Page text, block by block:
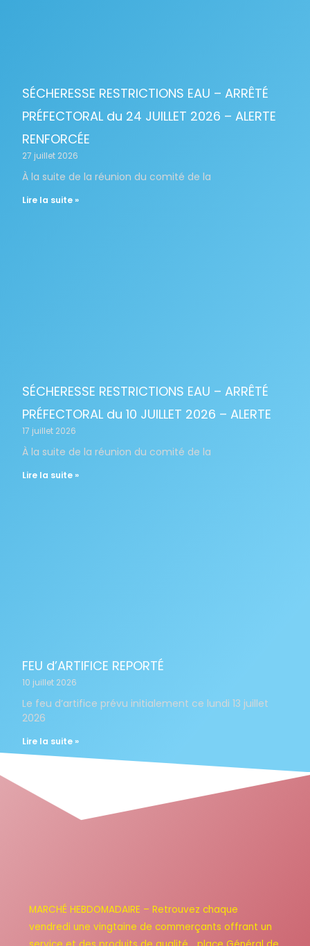
SÉCHERESSE RESTRICTIONS EAU – ARRÊTÉ
PRÉFECTORAL du 24 JUILLET 2026 – ALERTE
RENFORCÉE
27 juillet 2026
À la suite de la réunion du comité de la
Lire la suite »
SÉCHERESSE RESTRICTIONS EAU – ARRÊTÉ
PRÉFECTORAL du 10 JUILLET 2026 – ALERTE
17 juillet 2026
À la suite de la réunion du comité de la
Lire la suite »
FEU d’ARTIFICE REPORTÉ
10 juillet 2026
Le feu d’artifice prévu initialement ce lundi 13 juillet
2026
Lire la suite »
MARCHÉ HEBDOMADAIRE – Retrouvez chaque
vendredi une vingtaine de commerçants offrant un